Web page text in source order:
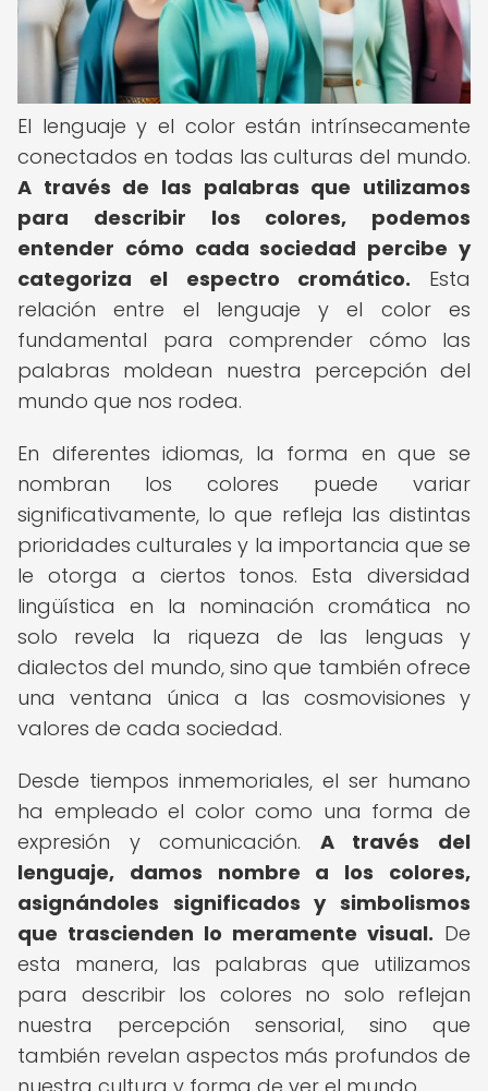
El lenguaje y el color están intrínsecamente
conectados en todas las culturas del mundo.
A través de las palabras que utilizamos
para describir los colores, podemos
entender cómo cada sociedad percibe y
categoriza el espectro cromático. Esta
relación entre el lenguaje y el color es
fundamental para comprender cómo las
palabras moldean nuestra percepción del
mundo que nos rodea.
En diferentes idiomas, la forma en que se
nombran los colores puede variar
significativamente, lo que refleja las distintas
prioridades culturales y la importancia que se
le otorga a ciertos tonos. Esta diversidad
lingüística en la nominación cromática no
solo revela la riqueza de las lenguas y
dialectos del mundo, sino que también ofrece
una ventana única a las cosmovisiones y
valores de cada sociedad.
Desde tiempos inmemoriales, el ser humano
ha empleado el color como una forma de
expresión y comunicación. A través del
lenguaje, damos nombre a los colores,
asignándoles significados y simbolismos
que trascienden lo meramente visual. De
esta manera, las palabras que utilizamos
para describir los colores no solo reflejan
nuestra percepción sensorial, sino que
también revelan aspectos más profundos de